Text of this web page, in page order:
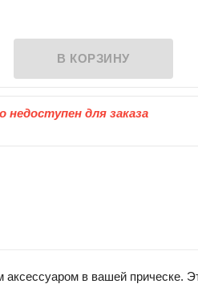
для заказа
в вашей прическе.